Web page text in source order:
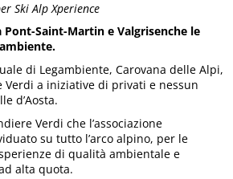
Ski Alp Xperience
Pont-Saint-Martin e Valgrisenche le
di Legambiente, Carovana delle Alpi,
Verdi a iniziative di privati e nessun
d’Aosta.
Verdi che l’associazione
su tutto l’arco alpino, per le
di qualità ambientale e
alta quota.